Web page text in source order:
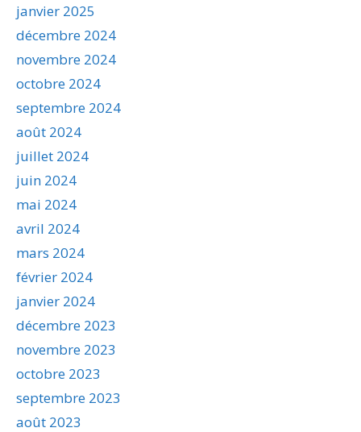
janvier 2025
décembre 2024
novembre 2024
octobre 2024
septembre 2024
août 2024
juillet 2024
juin 2024
mai 2024
avril 2024
mars 2024
février 2024
janvier 2024
décembre 2023
novembre 2023
octobre 2023
septembre 2023
août 2023